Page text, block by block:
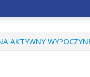
AKTYWNY